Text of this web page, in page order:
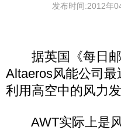
发布时间:2012年
据英国《每日邮
Altaeros风能公司
利用高空中的风力发
AWT实际上是风